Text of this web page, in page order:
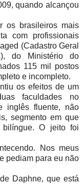
quando alcançou
os brasileiros mais
com profissionais
(Cadastro Geral
do Ministério do
115 mil postos
e incompleto.
os efeitos de um
faculdades no
inglês fluente, não
segmento em que
bilíngue. O jeito foi
Nos meus
pediam para eu não
Daphne, que está